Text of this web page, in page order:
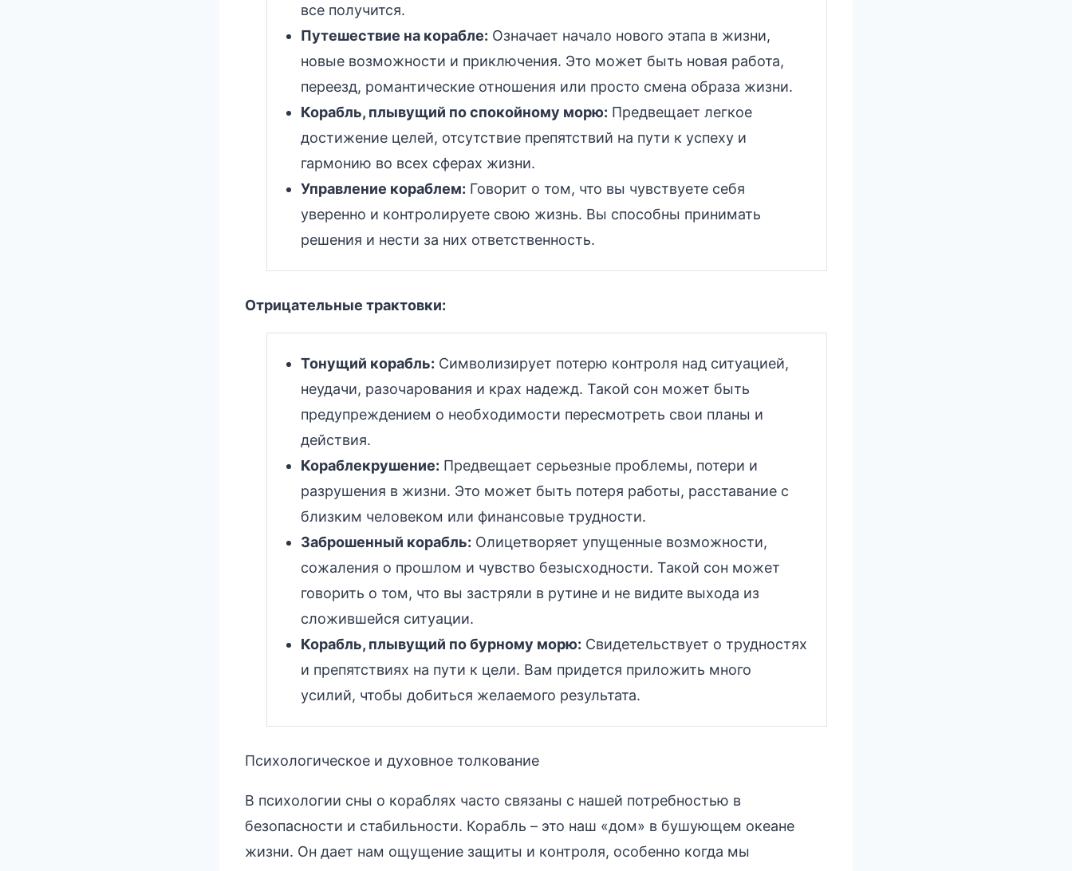
все получится.
Путешествие на корабле: Означает начало нового этапа в жизни,
новые возможности и приключения. Это может быть новая работа,
переезд, романтические отношения или просто смена образа жизни.
Корабль, плывущий по спокойному морю: Предвещает легкое
достижение целей, отсутствие препятствий на пути к успеху и
гармонию во всех сферах жизни.
Управление кораблем: Говорит о том, что вы чувствуете себя
уверенно и контролируете свою жизнь. Вы способны принимать
решения и нести за них ответственность.
Отрицательные трактовки:
Тонущий корабль: Символизирует потерю контроля над ситуацией,
неудачи, разочарования и крах надежд. Такой сон может быть
предупреждением о необходимости пересмотреть свои планы и
действия.
Кораблекрушение: Предвещает серьезные проблемы, потери и
разрушения в жизни. Это может быть потеря работы, расставание с
близким человеком или финансовые трудности.
Заброшенный корабль: Олицетворяет упущенные возможности,
сожаления о прошлом и чувство безысходности. Такой сон может
говорить о том, что вы застряли в рутине и не видите выхода из
сложившейся ситуации.
Корабль, плывущий по бурному морю: Свидетельствует о трудностях
и препятствиях на пути к цели. Вам придется приложить много
усилий, чтобы добиться желаемого результата.
Психологическое и духовное толкование
В психологии сны о кораблях часто связаны с нашей потребностью в
безопасности и стабильности. Корабль – это наш «дом» в бушующем океане
жизни. Он дает нам ощущение защиты и контроля, особенно когда мы